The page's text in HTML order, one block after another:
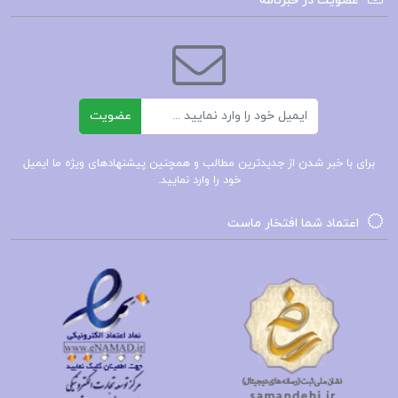
فرمت‌های مختلف آزمون آشنا شوند و خود را برای
شرایط واقعی کنکور آماده کنند.
فهرست مطالب کتاب نامه دانشوران ناصري جمعي از
دانشمندان دوره قاجار جلد چهارم:
فصل اول : ابونصر صائق
فصل دوم : شرف الدوله
فصل سوم : ابو علی فارسی
فصل چهارم : هدایت الهی
فصل پنجم : میرزا ابولحسن
و…
فلسفه و منطق جامع مهروماه ۱۴۰۳
عضویت
برای با خبر شدن از جدیدترین مطالب و همچنین پیشنهادهای ویژه ما ایمیل
خود را وارد نمایید.
اعتماد شما افتخار ماست